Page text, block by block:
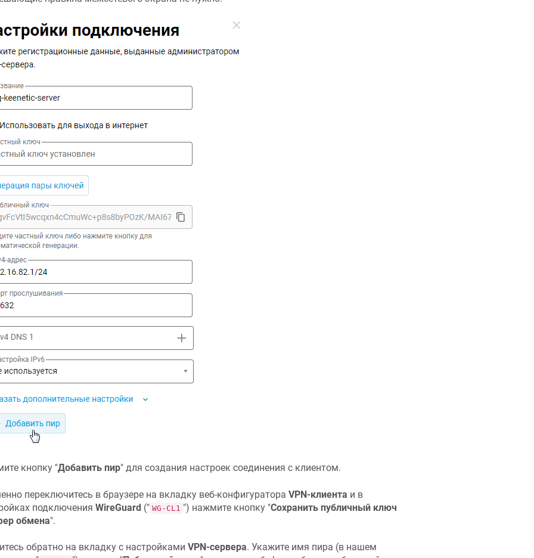
кнопку "Добавить пир" для создания настроек соединения с клиентом.
переключитесь в браузере на вкладку веб-конфигуратора VPN-клиента и в
подключения WireGuard(" WG-CL1 ") нажмите кнопку "Сохранить публичный ключ
обмена".
обратно на вкладку с настройками VPN-сервера. Укажите имя пира (в нашем